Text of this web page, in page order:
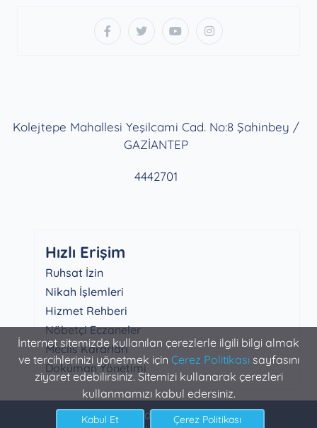
İnternet sitemizde kullanılan çerezlerle ilgili bilgi almak
ve tercihlerinizi yönetmek için Çerez Politikasısayfasını
ziyaret edebilirsiniz. Sitemizi kullanarak çerezleri
kullanmamızı kabul edersiniz.
Kolejtepe Mahallesi Yeşilcami Cad. No:8 Şahinbey /
GAZİANTEP
4442701
Hızlı Erişim
Ruhsat İzin
Nikah İşlemleri
Hizmet Rehberi
Nöbetçi Eczaneler
Meclis Kararları
Doküman Yönetimi
Şahinbey Belediyesi Bilgi İşlem